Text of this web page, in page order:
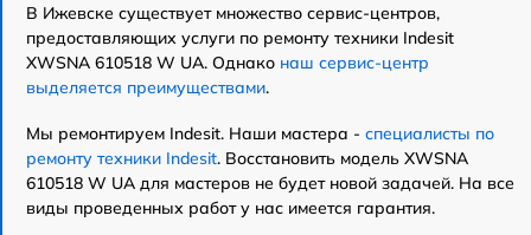
В Ижевске существует множество сервис-центров,
предоставляющих услуги по ремонту техники Indesit
XWSNA 610518 W UA. Однако наш сервис-центр
выделяется преимуществами.
Мы ремонтируем Indesit. Наши мастера - специалисты по
ремонту техники Indesit. Восстановить модель XWSNA
610518 W UA для мастеров не будет новой задачей. На все
виды проведенных работ у нас имеется гарантия.